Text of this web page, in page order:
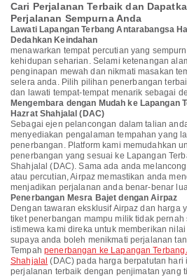
Cari Perjalanan Terbaik dan
Perjalanan Sempurna Anda
Lawati Lapangan Terbang Antarabangsa
Dedahkan Keindahan
menawarkan tempat percutian yang
kehidupan seharian. Selami ketenangan
penginapan mewah dan nikmati masakan
selera anda. Pilih pilihan penerbangan
dan lawati tempat-tempat menarik sebagai
Mengembara dengan Mudah ke Lapangan
Hazrat Shahjalal (DAC)
Sebagai ejen pelancongan dalam talian
menyediakan pengalaman tempahan yang
penerbangan. Platform kami memudahkan
penerbangan yang sesuai ke Lapangan
Shahjalal (DAC). Sama ada anda
atau percutian, Airpaz memastikan anda
menjadikan perjalanan anda benar-benar
Penerbangan Mesra Bajet dengan Airpaz
Dengan tawaran eksklusif Airpaz dan harga
tiket penerbangan mampu milik tidak pernah
istimewa kami direka untuk memberikan
supaya anda boleh menikmati perjalanan
Tempah penerbangan ke Lapangan
Shahjalal (DAC) pada harga berpatutan
perjalanan terbaik dengan penjimatan yang